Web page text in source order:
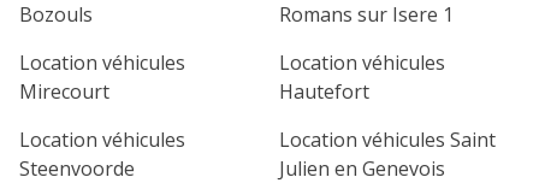
Bozouls
Romans sur Isere 1
Location véhicules
Mirecourt
Location véhicules
Hautefort
Location véhicules
Steenvoorde
Location véhicules Saint
Julien en Genevois